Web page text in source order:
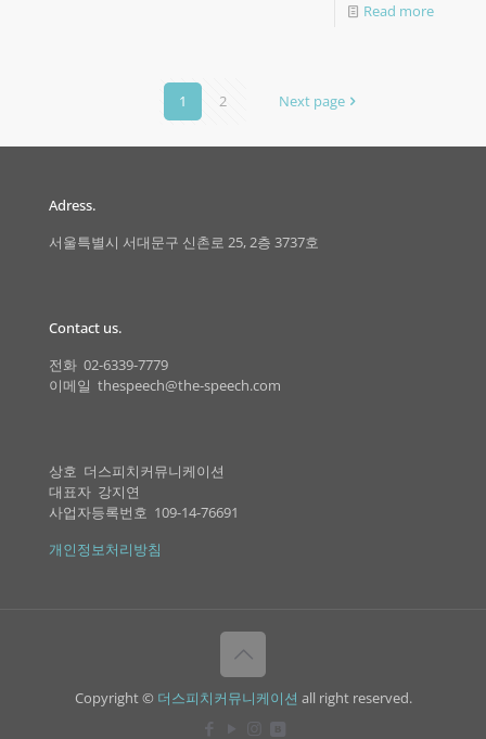
Read more
1 2 Next page
Adress.
서울특별시 서대문구 신촌로 25, 2층 3737호
Contact us.
전화 02-6339-7779
이메일 thespeech@the-speech.com
상호 더스피치커뮤니케이션
대표자 강지연
사업자등록번호 109-14-76691
개인정보처리방침
Copyright © 더스피치커뮤니케이션 all right reserved.